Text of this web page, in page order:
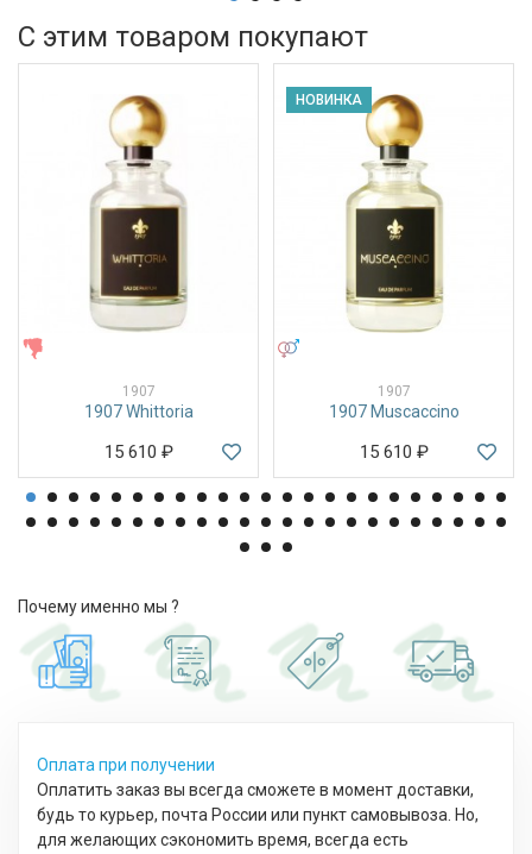
С этим товаром покупают
1907
1907 Whittoria
15 610 ₽
НОВИНКА
1907
1907 Muscaccino
15 610 ₽
Почему именно мы ?
Оплата при получении
Оплатить заказ вы всегда сможете в момент доставки,
будь то курьер, почта России или пункт самовывоза. Но,
для желающих сэкономить время, всегда есть